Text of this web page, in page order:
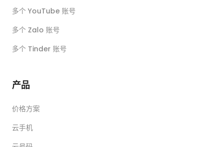
多个 YouTube 账号
多个 Zalo 账号
多个 Tinder 账号
产品
价格方案
云手机